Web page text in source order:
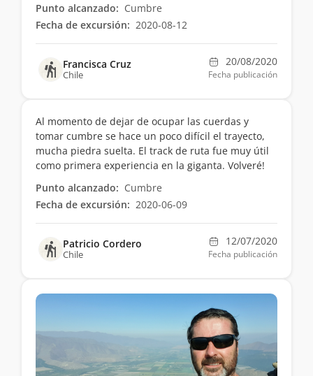
Punto alcanzado: Cumbre
Fecha de excursión: 2020-08-12
Francisca Cruz
Chile
20/08/2020
Fecha publicación
Al momento de dejar de ocupar las cuerdas y
tomar cumbre se hace un poco difícil el trayecto,
mucha piedra suelta. El track de ruta fue muy útil
como primera experiencia en la giganta. Volveré!
Punto alcanzado: Cumbre
Fecha de excursión: 2020-06-09
Patricio Cordero
Chile
12/07/2020
Fecha publicación